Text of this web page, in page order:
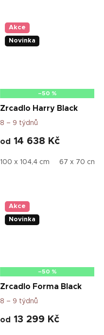
80 x 83,5 cm
Akce
Novinka
–50 %
Zrcadlo Harry Black
8 – 9 týdnů
od 14 638 Kč
100 x 104,4 cm 67 x 70 cm
Akce
Novinka
–50 %
Zrcadlo Forma Black
8 – 9 týdnů
od 13 299 Kč